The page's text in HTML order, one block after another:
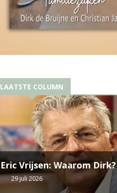
LAATSTE COLUMN
Eric Vrijsen: Waarom Dirk?
29 juli 2026